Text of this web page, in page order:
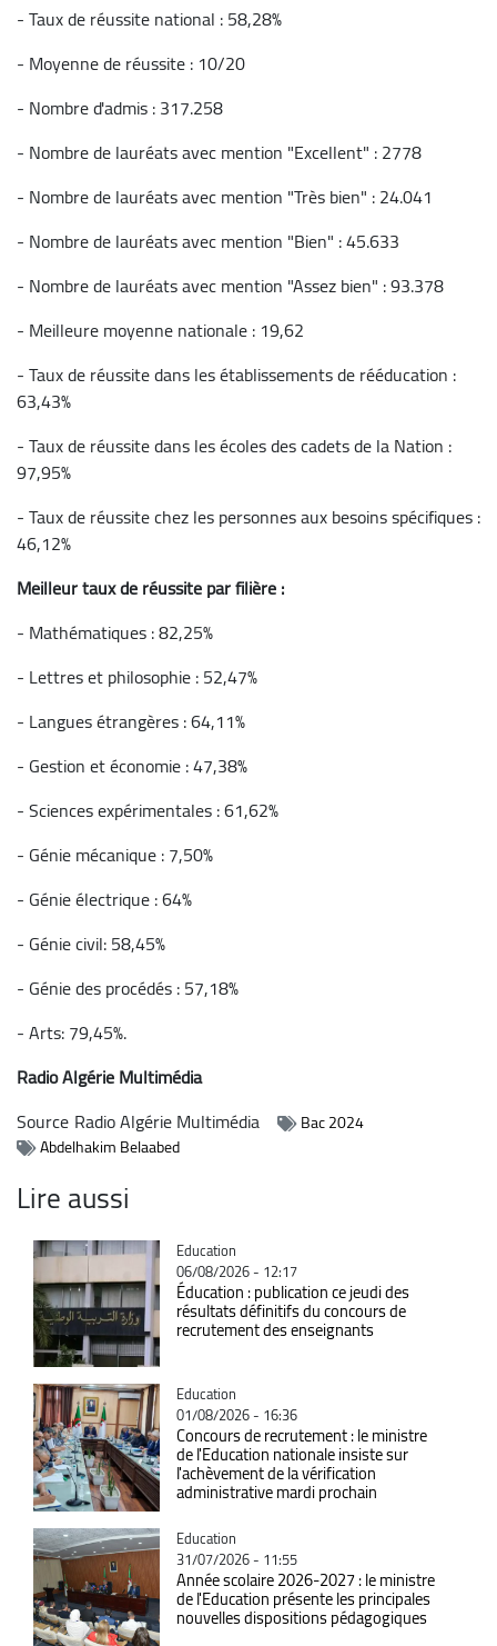
- Taux de réussite national : 58,28%
- Moyenne de réussite : 10/20
- Nombre d'admis : 317.258
- Nombre de lauréats avec mention "Excellent" : 2778
- Nombre de lauréats avec mention "Très bien" : 24.041
- Nombre de lauréats avec mention "Bien" : 45.633
- Nombre de lauréats avec mention "Assez bien" : 93.378
- Meilleure moyenne nationale : 19,62
- Taux de réussite dans les établissements de rééducation :
63,43%
- Taux de réussite dans les écoles des cadets de la Nation :
97,95%
- Taux de réussite chez les personnes aux besoins spécifiques :
46,12%
Meilleur taux de réussite par filière :
- Mathématiques : 82,25%
- Lettres et philosophie : 52,47%
- Langues étrangères : 64,11%
- Gestion et économie : 47,38%
- Sciences expérimentales : 61,62%
- Génie mécanique : 7,50%
- Génie électrique : 64%
- Génie civil: 58,45%
- Génie des procédés : 57,18%
- Arts: 79,45%.
Radio Algérie Multimédia
Source Radio Algérie Multimédia
Bac 2024
Abdelhakim Belaabed
Lire aussi
Catégorie
Education
06/08/2026 - 12:17
Éducation : publication ce jeudi des
résultats définitifs du concours de
recrutement des enseignants
Catégorie
Education
01/08/2026 - 16:36
Concours de recrutement : le ministre
de l'Education nationale insiste sur
l'achèvement de la vérification
administrative mardi prochain
Catégorie
Education
31/07/2026 - 11:55
Année scolaire 2026-2027 : le ministre
de l'Education présente les principales
nouvelles dispositions pédagogiques